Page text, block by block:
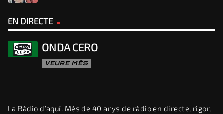
EN DIRECTE
ONDA CERO
VEURE MÉS
La Ràdio d’aquí. Més de 40 anys de ràdio en directe, rigor,